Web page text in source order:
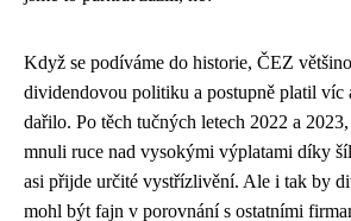
Když se podíváme do historie, ČEZ
dividendovou politiku a postupně platil víc
dařilo. Po těch tučných letech 2022 a
mnuli ruce nad vysokými výplatami díky
asi přijde určité vystřízlivění. Ale i tak by
mohl být fajn v porovnání s ostatními